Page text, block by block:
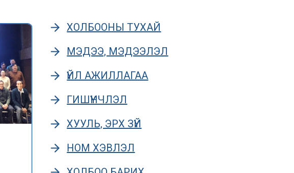
ХОЛБООНЫ ТУХАЙ
МЭДЭЭ, МЭДЭЭЛЭЛ
ҮЙЛ АЖИЛЛАГАА
ГИШҮҮНЧЛЭЛ
ХУУЛЬ, ЭРХ ЗҮЙ
НОМ ХЭВЛЭЛ